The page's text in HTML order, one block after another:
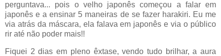
perguntava... pois o velho japonês começou a falar em
japonês e a ensinar 5 maneiras de se fazer harakiri. Eu me
via atrás da máscara, ela falava em japonês e via o público
rir até não poder mais!!
Fiquei 2 dias em pleno êxtase, vendo tudo brilhar, a aura